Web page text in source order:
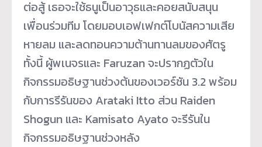
ต่อสู้ เธอจะใช้ธนูเป็นอาวุธและคอยสนับสนุน
เพื่อนร่วมทีม โดยมอบเอฟเฟกต์โบนัสความเสีย
หายลม และลดทอนความต้านทานลมของศัตรู
ทั้งนี้ ผู้พเนจรและ Faruzan จะปรากฏตัวใน
กิจกรรมอธิษฐานช่วงต้นของเวอร์ชัน 3.2 พร้อม
กับการรีรันของ Arataki Itto ส่วน Raiden
Shogun และ Kamisato Ayato จะรีรันใน
กิจกรรมอธิษฐานช่วงหลัง